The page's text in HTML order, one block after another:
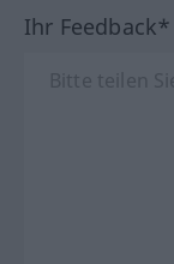
Ihr Feedback*